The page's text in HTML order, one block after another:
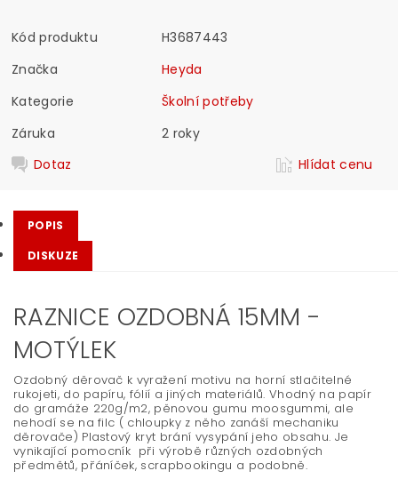
Kód produktu
H3687443
Značka
Heyda
Kategorie
Školní potřeby
Záruka
2 roky
Dotaz
Hlídat cenu
POPIS
DISKUZE
RAZNICE OZDOBNÁ 15MM -
MOTÝLEK
Ozdobný děrovač k vyražení motivu na horní stlačitelné
rukojeti, do papíru, fólií a jiných materiálů. Vhodný na papír
do gramáže 220g/m2, pěnovou gumu moosgummi, ale
nehodí se na filc ( chloupky z něho zanáší mechaniku
děrovače) Plastový kryt brání vysypání jeho obsahu. Je
vynikající pomocník při výrobě různých ozdobných
předmětů, přáníček, scrapbookingu a podobně.